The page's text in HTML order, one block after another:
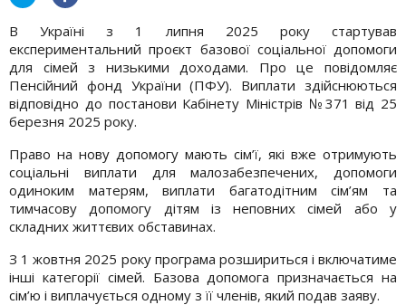
В Україні з 1 липня 2025 року стартував
експериментальний проєкт базової соціальної допомоги
для сімей з низькими доходами. Про це повідомляє
Пенсійний фонд України (ПФУ). Виплати здійснюються
відповідно до постанови Кабінету Міністрів №371 від 25
березня 2025 року.
Право на нову допомогу мають сім’ї, які вже отримують
соціальні виплати для малозабезпечених, допомоги
одиноким матерям, виплати багатодітним сім’ям та
тимчасову допомогу дітям із неповних сімей або у
складних життєвих обставинах.
З 1 жовтня 2025 року програма розшириться і включатиме
інші категорії сімей. Базова допомога призначається на
сім’ю і виплачується одному з її членів, який подав заяву.